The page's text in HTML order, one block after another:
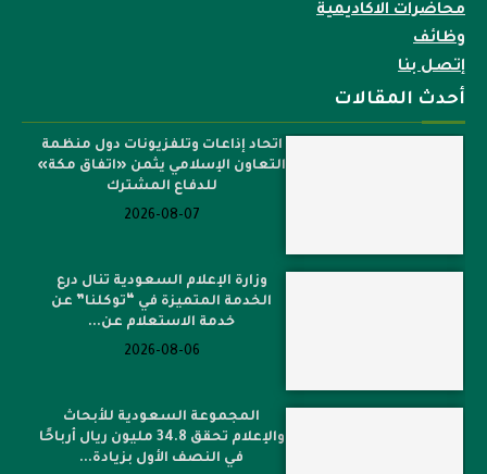
محاضرات الاكاديمية
وظائف
إتصل بنا
أحدث المقالات
اتحاد إذاعات وتلفزيونات دول منظمة
التعاون الإسلامي يثمن «اتفاق مكة»
للدفاع المشترك
2026-08-07
وزارة الإعلام السعودية تنال درع
الخدمة المتميزة في “توكلنا” عن
خدمة الاستعلام عن...
2026-08-06
المجموعة السعودية للأبحاث
والإعلام تحقق 34.8 مليون ريال أرباحًا
في النصف الأول بزيادة...